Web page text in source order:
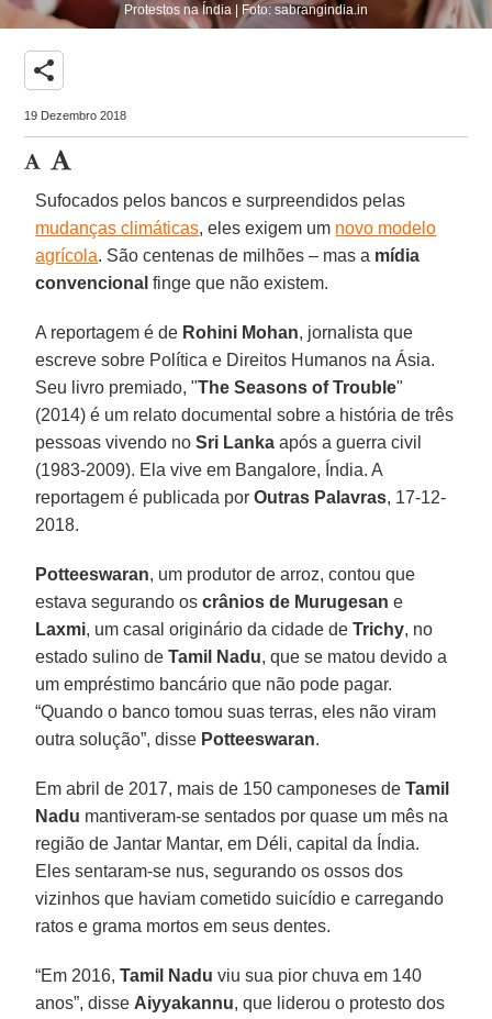
Protestos na Índia | Foto: sabrangindia.in
share
19 Dezembro 2018
Sufocados pelos bancos e surpreendidos pelas
mudanças climáticas, eles exigem um novo modelo
agrícola. São centenas de milhões – mas a mídia
convencional finge que não existem.
A reportagem é de Rohini Mohan, jornalista que
escreve sobre Política e Direitos Humanos na Ásia.
Seu livro premiado, "The Seasons of Trouble"
(2014) é um relato documental sobre a história de três
pessoas vivendo no Sri Lanka após a guerra civil
(1983-2009). Ela vive em Bangalore, Índia. A
reportagem é publicada por Outras Palavras, 17-12-
2018.
Potteeswaran, um produtor de arroz, contou que
estava segurando os crânios de Murugesan e
Laxmi, um casal originário da cidade deTrichy, no
estado sulino de Tamil Nadu, que se matou devido a
um empréstimo bancário que não pode pagar.
“Quando o banco tomou suas terras, eles não viram
outra solução”, disse Potteeswaran.
Em abril de 2017, mais de 150 camponeses deTamil
Nadu mantiveram-se sentados por quase um mês na
região de Jantar Mantar, em Déli, capital da Índia.
Eles sentaram-se nus, segurando os ossos dos
vizinhos que haviam cometido suicídio e carregando
ratos e grama mortos em seus dentes.
“Em 2016,Tamil Nadu viu sua pior chuva em 140
anos”, disse Aiyyakannu, que liderou o protesto dos